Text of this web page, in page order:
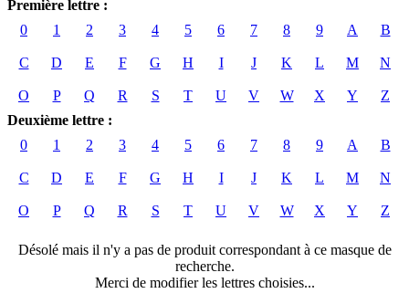
Première lettre :
0
1 2 3 4 5 6 7 8 9 A B
C D E F G H I J K L M N
O P Q R S T U V W X Y
Z
Deuxième lettre :
0
1 2 3 4 5 6 7 8 9 A B
C D E F G H I J K L M N
O P Q R S T U V W X Y Z
Désolé mais il n'y a pas de produit correspondant à ce masque de
recherche.
Merci de modifier les lettres choisies...